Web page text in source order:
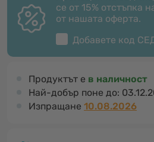
се от 15% отстъпка
от нашата оферта.
Добавете код
Продуктът е в наличност
Най-добър поне до:
Изпращане 10.08.2026